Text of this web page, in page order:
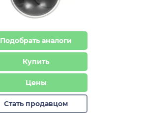
Подобрать аналоги
Купить
Цены
Стать продавцом